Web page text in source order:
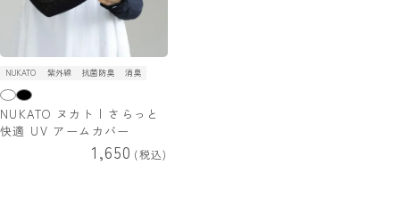
NUKATO 紫外線 抗菌防臭 消臭
NUKATO ヌカト | さらっと
快適 UV アームカバー
1,650 税込